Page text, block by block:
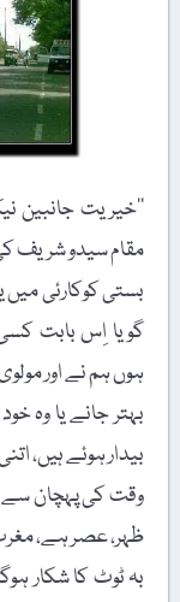
’’خیریت جانبین
مقام سیدو شریف
بستی کوکارئی میں
گویا اِس بابت
ہوں ہم نے اور
بہتر جانے یا وہ
بیدار ہوئے ہیں،
وقت کی پہچان سے
ظہر، عصر ہے،
بہ ٹوٹ کا شکار